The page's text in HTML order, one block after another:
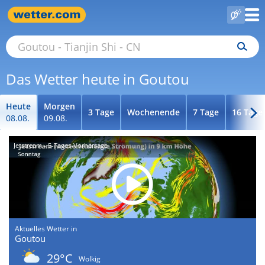
Das Wetter heute in Goutou
Heute
08.08.
Morgen
09.08.
3 Tage Wochenende 7 Tage 16 Tage
Jetstream - 5-Tages-Vorhersage
Aktuelles Wetter in
Goutou
29°C
Wolkig